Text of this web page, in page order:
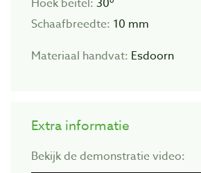
Hoek beitel: 30º
Schaafbreedte: 10 mm
Materiaal handvat: Esdoorn
Extra informatie
Bekijk de demonstratie video: